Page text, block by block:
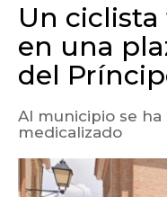
Un
en una
del
Al municipio se
medicalizado